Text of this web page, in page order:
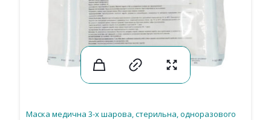
Маска медична 3-х шарова, стерильна, одноразового